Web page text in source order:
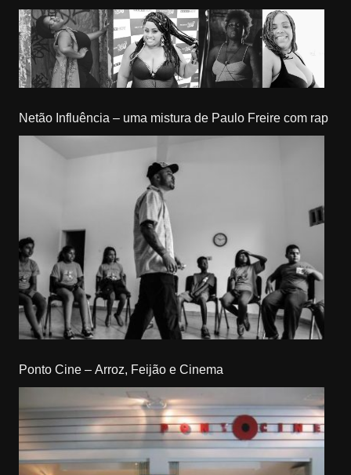
Netão Influência – uma mistura de Paulo Freire com rap
Ponto Cine – Arroz, Feijão e Cinema